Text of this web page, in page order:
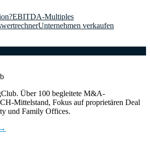
EBITDA-Multiples
Unternehmen verkaufen
Über 100 begleitete M&A-
Mittelstand, Fokus auf proprietären Deal
und Family Offices.